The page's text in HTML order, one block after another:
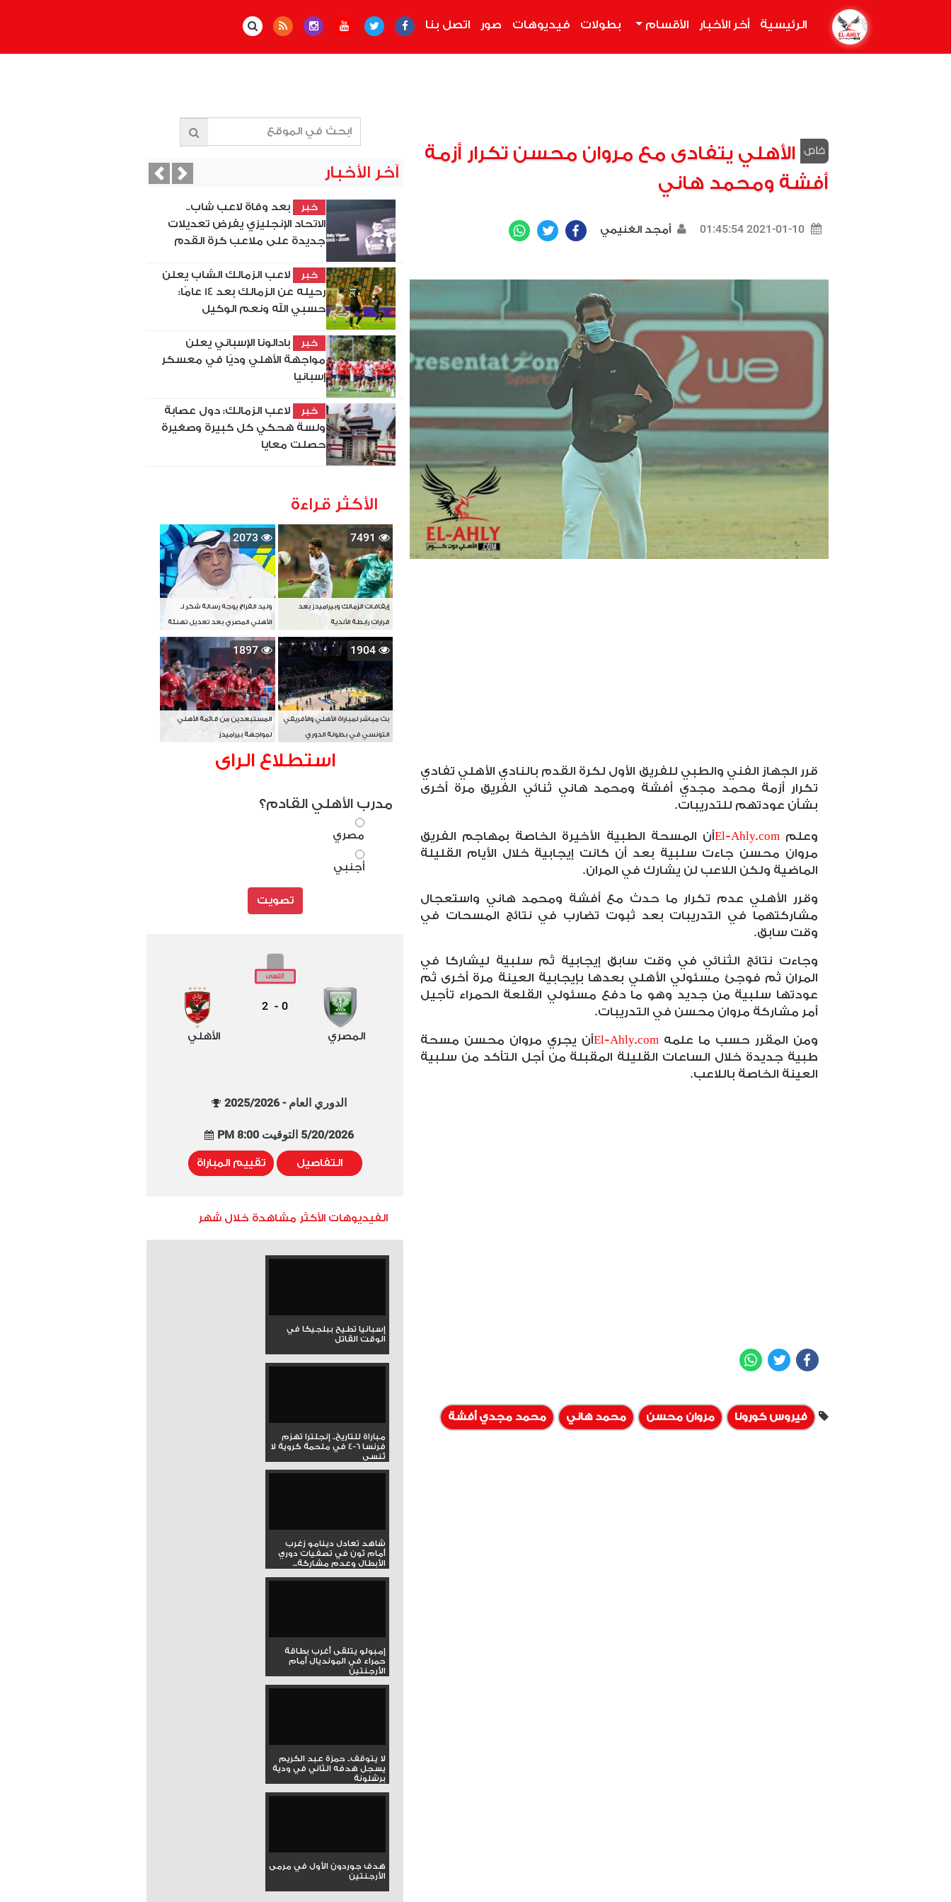
الرئيسية أخر الأخبار الأقسام بطولات فيديوهات صور اتصل بنا
الأهلي يتفادى مع مروان محسن تكرار أزمة
أفشة ومحمد هاني
2021-01-10 01:45:54 أمجد الغنيمي Facebook
Twitter
قرر الجهاز الفني والطبي للفريق الأول لكرة القدم بالنادي الأهلي تفادي
تكرار أزمة محمد مجدي أفشة ومحمد هاني ثنائي الفريق مرة أخرى
بشأن عودتهم للتدريبات.
وعلم El-Ahly.comأن المسحة الطبية الأخيرة الخاصة بمهاجم الفريق
مروان محسن جاءت سلبية بعد أن كانت إيجابية خلال الأيام القليلة
الماضية ولكن اللاعب لن يشارك في المران.
وقرر الأهلي عدم تكرار ما حدث مع أفشة ومحمد هاني واستعجال
مشاركتهما في التدريبات بعد ثبوت تضارب في نتائج المسحات في
وقت سابق.
وجاءت نتائج الثنائي في وقت سابق إيجابية ثم سلبية ليشاركا في
المران ثم فوجئ مسئولي الأهلي بعدها بإيجابية العينة مرة أخرى ثم
عودتها سلبية من جديد وهو ما دفع مسئولي القلعة الحمراء تأجيل
أمر مشاركة مروان محسن في التدريبات.
ومن المقرر حسب ما علمه El-Ahly.comأن يجري مروان محسن مسحة
طبية جديدة خلال الساعات القليلة المقبلة من أجل التأكد من سلبية
العينة الخاصة باللاعب.
Facebook
Twitter
فيروس كورونا مروان محسن محمد هاني محمد مجدي أفشة
آخر الأخبار
خبر
بعد وفاة لاعب شاب..
الاتحاد الإنجليزي يفرض تعديلات
جديدة على ملاعب كرة القدم
خبر
لاعب الزمالك الشاب يعلن
رحيله عن الزمالك بعد 14 عامًا:
حسبي الله ونعم الوكيل
خبر
بادالونا الإسباني يعلن
مواجهة الأهلي وديًا في معسكر
إسبانيا
خبر
لاعب الزمالك: دول عصابة
ولسة هحكي كل كبيرة وصغيرة
حصلت معايا
PreviousNext
الأكثر قراءة
7491
إيقافات الزمالك وبيراميدز بعد
قرارات رابطة الأندية
2073
وليد الفراج يوجه رسالة شكر لـ
الأهلي المصري بعد تعديل تهنئة
بطل آسيا
1904
بث مباشر لمباراة الأهلي والأفريقي
التونسي في بطولة الدوري
1897
المستبعدين من قائمة الأهلي
لمواجهة بيراميدز
استطلاع الراى
مدرب الأهلي القادم؟
مصري
أجنبي
تصويت
المصري
0
-
2
الأهلي
الدوري العام - 2025/2026
5/20/2026 التوقيت 8:00 PM
التفاصيل تقييم المباراة
الفيديوهات الأكثر مشاهدة خلال شهر
إسبانيا تطيح ببلجيكا في
الوقت القاتل
مباراة للتاريخ.. إنجلترا تهزم
فرنسا 6-4 في ملحمة كروية لا
تُنسى
شاهد تعادل دينامو زغرب
أمام ثون في تصفيات دوري
الأبطال وعدم مشاركة...
إمبولو يتلقى أغرب بطاقة
حمراء في المونديال أمام
الأرجنتين
لا يتوقف.. حمزة عبد الكريم
يسجل هدفه الثاني في ودية
برشلونة
هدف جوردون الأول في مرمى
الأرجنتين